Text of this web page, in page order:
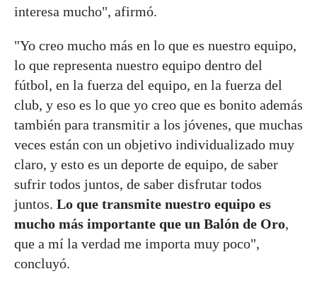
interesa mucho", afirmó.
"Yo creo mucho más en lo que es nuestro equipo,
lo que representa nuestro equipo dentro del
fútbol, en la fuerza del equipo, en la fuerza del
club, y eso es lo que yo creo que es bonito además
también para transmitir a los jóvenes, que muchas
veces están con un objetivo individualizado muy
claro, y esto es un deporte de equipo, de saber
sufrir todos juntos, de saber disfrutar todos
juntos. Lo que transmite nuestro equipo es
mucho más importante que un Balón de Oro,
que a mí la verdad me importa muy poco",
concluyó.